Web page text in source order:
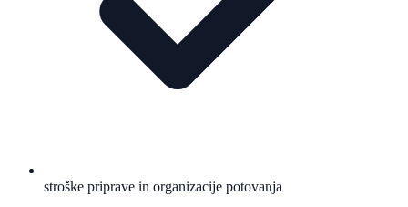
stroške priprave in organizacije potovanja